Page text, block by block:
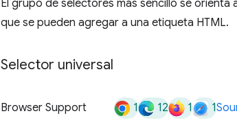
El grupo de selectores más sencillo se
que se pueden agregar a una etiqueta HTML.
Selector universal
Browser Support 1 12 1 1